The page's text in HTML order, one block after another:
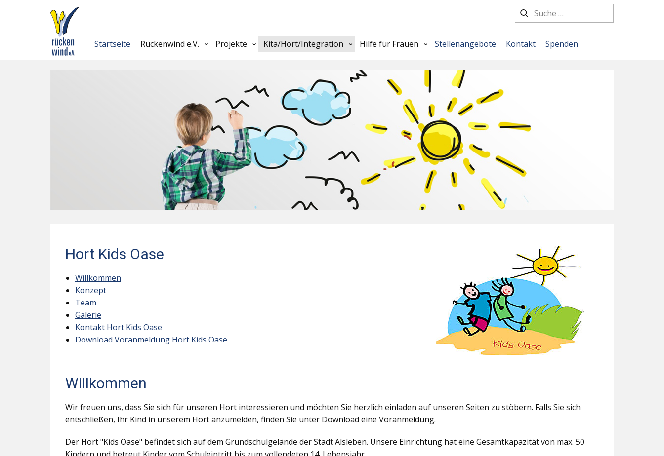
Startseite Rückenwind e.V. Projekte Kita/Hort/Integration Hilfe für Frauen Stellenangebote Kontakt Spenden
Hort Kids Oase
Willkommen
Konzept
Team
Galerie
Kontakt Hort Kids Oase
Download Voranmeldung Hort Kids Oase
Willkommen
Wir freuen uns, dass Sie sich für unseren Hort interessieren und möchten Sie herzlich einladen auf unseren Seiten zu stöbern. Falls Sie sich
entschließen, Ihr Kind in unserem Hort anzumelden, finden Sie unter Download eine Voranmeldung.
Der Hort "Kids Oase" befindet sich auf dem Grundschulgelände der Stadt Alsleben. Unsere Einrichtung hat eine Gesamtkapazität von max. 50